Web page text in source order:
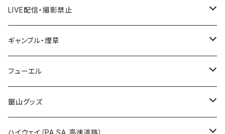
国道700～799号線
ROUTE600～699号線
ROUTE700～799号線
ROUTE 600～699号線
ROUTE 700～799号線
ROUTE 600～699号線
ROUTE 700～799号線
Tシャツ
ステッカー
山形県
福島県
茨城県
栃木県
群馬県
LIVE配信・撮影禁止
LIVE配信禁止
撮影禁止
ギャンブル・煙草
ホテルキーホルダー
たばこ・禁煙ステッカー
フューエル
ステッカー
鋸山グッズ
Tシャツ
ハイウェイ（PA SA 高速道路）